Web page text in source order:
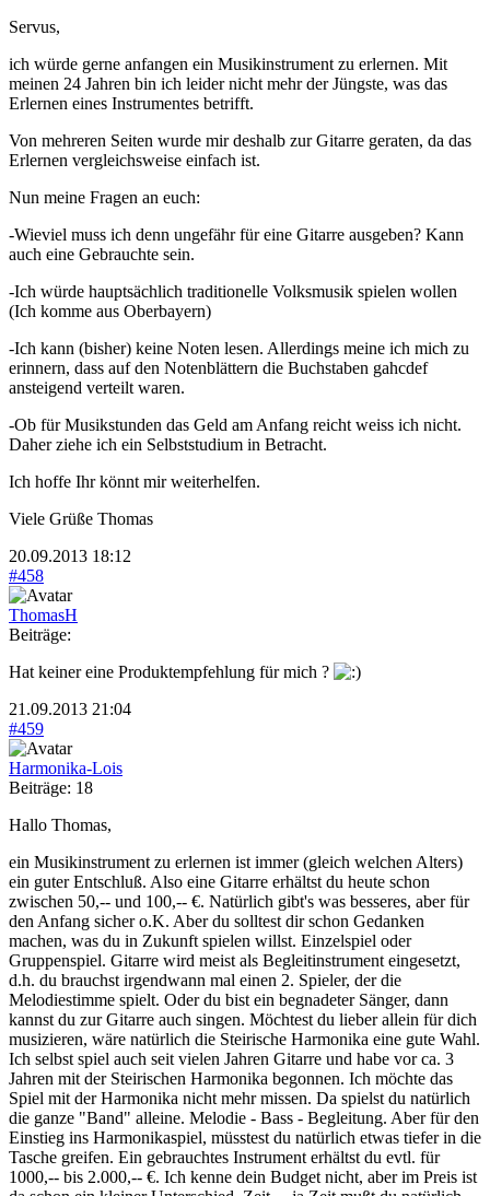
Servus,
ich würde gerne anfangen ein Musikinstrument zu erlernen. Mit
meinen 24 Jahren bin ich leider nicht mehr der Jüngste, was das
Erlernen eines Instrumentes betrifft.
Von mehreren Seiten wurde mir deshalb zur Gitarre geraten, da das
Erlernen vergleichsweise einfach ist.
Nun meine Fragen an euch:
-Wieviel muss ich denn ungefähr für eine Gitarre ausgeben? Kann
auch eine Gebrauchte sein.
-Ich würde hauptsächlich traditionelle Volksmusik spielen wollen
(Ich komme aus Oberbayern)
-Ich kann (bisher) keine Noten lesen. Allerdings meine ich mich zu
erinnern, dass auf den Notenblättern die Buchstaben gahcdef
ansteigend verteilt waren.
-Ob für Musikstunden das Geld am Anfang reicht weiss ich nicht.
Daher ziehe ich ein Selbststudium in Betracht.
Ich hoffe Ihr könnt mir weiterhelfen.
Viele Grüße Thomas
20.09.2013 18:12
#458
ThomasH
Beiträge:
Hat keiner eine Produktempfehlung für mich ?
21.09.2013 21:04
#459
Harmonika-Lois
Beiträge: 18
Hallo Thomas,
ein Musikinstrument zu erlernen ist immer (gleich welchen Alters)
ein guter Entschluß. Also eine Gitarre erhältst du heute schon
zwischen 50,-- und 100,-- €. Natürlich gibt's was besseres, aber für
den Anfang sicher o.K. Aber du solltest dir schon Gedanken
machen, was du in Zukunft spielen willst. Einzelspiel oder
Gruppenspiel. Gitarre wird meist als Begleitinstrument eingesetzt,
d.h. du brauchst irgendwann mal einen 2. Spieler, der die
Melodiestimme spielt. Oder du bist ein begnadeter Sänger, dann
kannst du zur Gitarre auch singen. Möchtest du lieber allein für dich
musizieren, wäre natürlich die Steirische Harmonika eine gute Wahl.
Ich selbst spiel auch seit vielen Jahren Gitarre und habe vor ca. 3
Jahren mit der Steirischen Harmonika begonnen. Ich möchte das
Spiel mit der Harmonika nicht mehr missen. Da spielst du natürlich
die ganze "Band" alleine. Melodie - Bass - Begleitung. Aber für den
Einstieg ins Harmonikaspiel, müsstest du natürlich etwas tiefer in die
Tasche greifen. Ein gebrauchtes Instrument erhältst du evtl. für
1000,-- bis 2.000,-- €. Ich kenne dein Budget nicht, aber im Preis ist